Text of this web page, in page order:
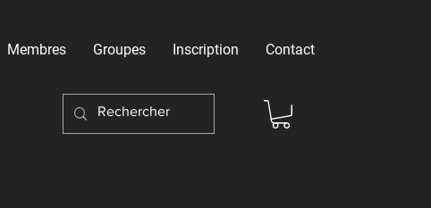
Membres Groupes Inscription Contact